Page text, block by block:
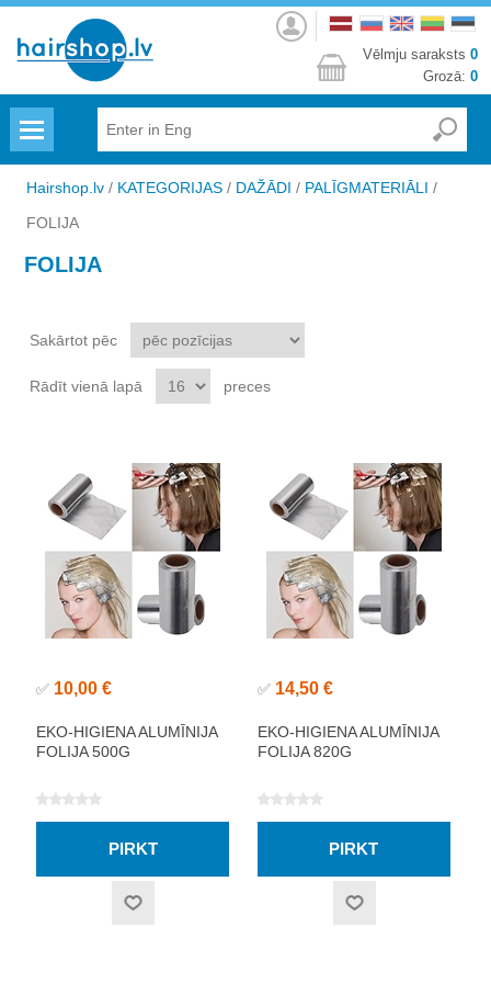
Autorizēties
Vēlmju saraksts 0
Grozā: 0
Hairshop.lv / KATEGORIJAS / DAŽĀDI / PALĪGMATERIĀLI /
FOLIJA
FOLIJA
Sakārtot pēc
Rādīt vienā lapā preces
✅ 10,00 €
EKO-HIGIENA ALUMĪNIJA
FOLIJA 500G
✅ 14,50 €
EKO-HIGIENA ALUMĪNIJA
FOLIJA 820G